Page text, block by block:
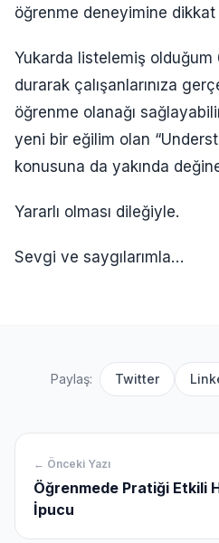
öğrenme deneyimine dikkat
Yukarda listelemiş
durarak çalışanlarınıza
öğrenme olanağı
yeni bir eğilim olan
konusuna da yakında
Yararlı olması dileğiyle.
Sevgi ve saygılarımla…
Paylaş: Twitter
← Önceki Yazı
Öğrenmede Pratiği Etkili
İpucu